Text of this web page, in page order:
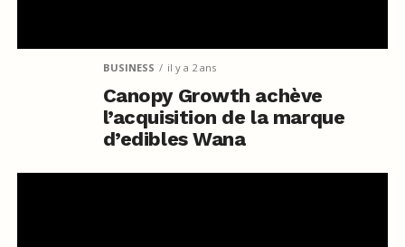
BUSINESS il y a 2 ans
Canopy Growth achève
l’acquisition de la marque
d’edibles Wana